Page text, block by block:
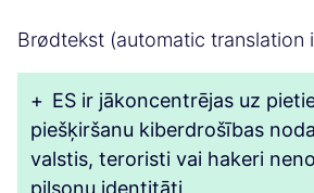
Brødtekst (automatic translation
+ ES ir jākoncentrējas uz
piešķiršanu kiberdrošības
valstis, teroristi vai hakeri
pilsoņu identitāti